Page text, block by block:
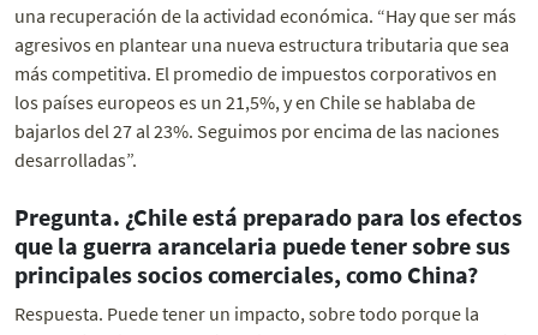
una recuperación de la actividad económica. “Hay que ser más
agresivos en plantear una nueva estructura tributaria que sea
más competitiva. El promedio de impuestos corporativos en
los países europeos es un 21,5%, y en Chile se hablaba de
bajarlos del 27 al 23%. Seguimos por encima de las naciones
desarrolladas”.
Pregunta. ¿Chile está preparado para los efectos
que la guerra arancelaria puede tener sobre sus
principales socios comerciales, como China?
Respuesta. Puede tener un impacto, sobre todo porque la